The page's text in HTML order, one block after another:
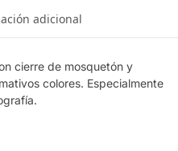
adicional
cierre de mosquetón y
colores. Especialmente